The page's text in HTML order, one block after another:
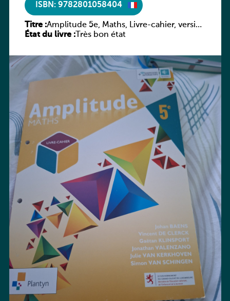
ISBN: 9782801058404
Titre :Amplitude 5e, Maths, Livre-cahier, version
luxembourgeoise
État du livre :Très bon état